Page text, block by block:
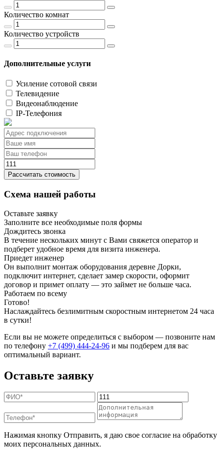
Количество комнат
Количество устройств
Дополнительные услуги
Усиление сотовой связи
Телевидение
Видеонаблюдение
IP-Телефония
Рассчитать стоимость
Схема нашей работы
Оставьте заявку
Заполните все необходимые поля формы
Дождитесь звонка
В течение нескольких минут с Вами свяжется оператор и
подберет удобное время для визита инженера.
Приедет инженер
Он выполнит монтаж оборудования деревне Дорки,
подключит интернет, сделает замер скорости, оформит
договор и примет оплату — это займет не больше часа.
Работаем по всему
Готово!
Наслаждайтесь безлимитным скоростным интернетом 24 часа
в сутки!
Если вы не можете определиться с выбором — позвоните нам
по телефону +7 (499) 444-24-96 и мы подберем для вас
оптимальный вариант.
Оставьте заявку
Нажимая кнопку Отправить, я даю свое согласие на обработку
моих персональных данных.